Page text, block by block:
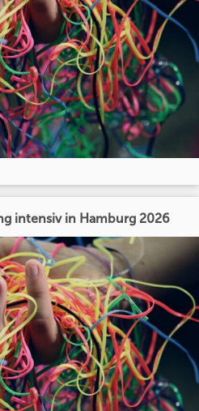
intensiv in Hamburg 2026